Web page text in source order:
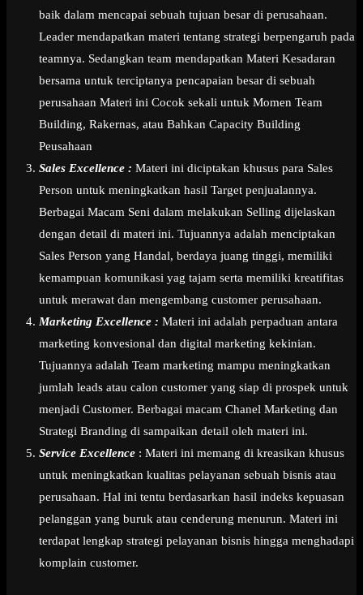
baik dalam mencapai sebuah tujuan besar di perusahaan.
Leader mendapatkan materi tentang strategi berpengaruh pada
teamnya. Sedangkan team mendapatkan Materi Kesadaran
bersama untuk terciptanya pencapaian besar di sebuah
perusahaan Materi ini Cocok sekali untuk Momen Team
Building, Rakernas, atau Bahkan Capacity Building
Peusahaan
Sales Excellence : Materi ini diciptakan khusus para Sales
Person untuk meningkatkan hasil Target penjualannya.
Berbagai Macam Seni dalam melakukan Selling dijelaskan
dengan detail di materi ini. Tujuannya adalah menciptakan
Sales Person yang Handal, berdaya juang tinggi, memiliki
kemampuan komunikasi yag tajam serta memiliki kreatifitas
untuk merawat dan mengembang customer perusahaan.
Marketing Excellence : Materi ini adalah perpaduan antara
marketing konvesional dan digital marketing kekinian.
Tujuannya adalah Team marketing mampu meningkatkan
jumlah leads atau calon customer yang siap di prospek untuk
menjadi Customer. Berbagai macam Chanel Marketing dan
Strategi Branding di sampaikan detail oleh materi ini.
Service Excellence : Materi ini memang di kreasikan khusus
untuk meningkatkan kualitas pelayanan sebuah bisnis atau
perusahaan. Hal ini tentu berdasarkan hasil indeks kepuasan
pelanggan yang buruk atau cenderung menurun. Materi ini
terdapat lengkap strategi pelayanan bisnis hingga menghadapi
komplain customer.